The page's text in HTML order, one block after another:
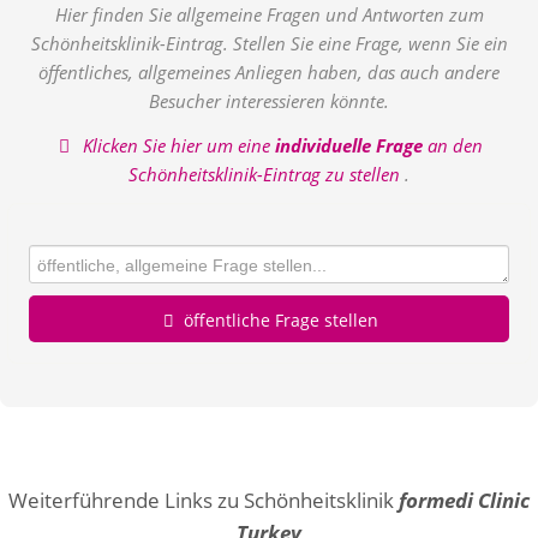
Hier finden Sie allgemeine Fragen und Antworten zum
Schönheitsklinik-Eintrag. Stellen Sie eine Frage, wenn Sie ein
öffentliches, allgemeines Anliegen haben, das auch andere
Besucher interessieren könnte.
Klicken Sie hier um eineindividuelle Frage an den
Schönheitsklinik-Eintrag zu stellen .
öffentliche Frage stellen
Weiterführende Links zu Schönheitsklinik formedi Clinic
Turkey